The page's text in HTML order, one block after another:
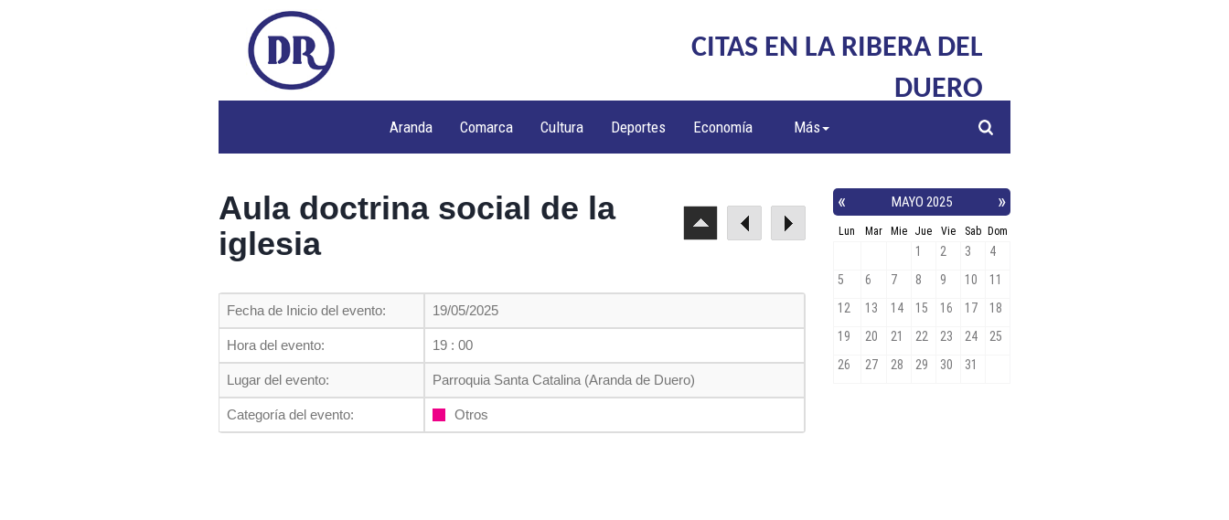
CITAS EN LA RIBERA DEL
DUERO
Aranda Comarca Cultura Deportes Economía Más
Aula doctrina social de la
iglesia
Fecha de Inicio del evento: 19/05/2025
Hora del evento: 19 : 00
Lugar del evento: Parroquia Santa Catalina (Aranda de Duero)
Categoría del evento: Otros